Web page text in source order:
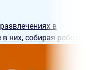
в
них, собирая роботов!